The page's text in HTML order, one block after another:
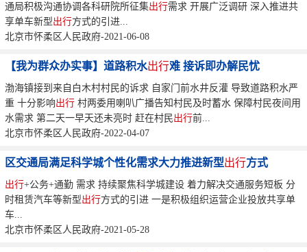
通局积极沟通协调各科研院所征集出行需求 开展广泛调研 深入推进共
享单车新型出行方式的引进...
北京市怀柔区人民政府-2021-06-08
【我为群众办实事】道路积水出行难 接诉即办解民忧
渤海镇接到来自白木村村民的诉求 自家门前水井反灌 导致道路积水严
重 十分影响出行 村两委用喇叭广播告知村民及时蓄水 保障村民夜间用
水需求 第二天一早天还未亮时 赶在村民出行前...
北京市怀柔区人民政府-2022-04-07
区交通局满足科学城个性化需求大力推进新型出行方式
出行+公务+通勤 需求 持续聚焦科学城建设 着力解决交通服务短板 分
时租赁汽车等新型出行方式的引进 一是积极组织运营企业投放共享单
车...
北京市怀柔区人民政府-2021-05-28